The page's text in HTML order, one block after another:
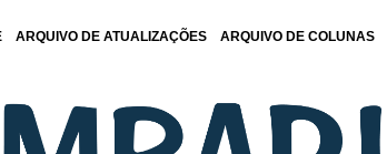
ARQUIVO DE ATUALIZAÇÕES ARQUIVO DE COLUNAS